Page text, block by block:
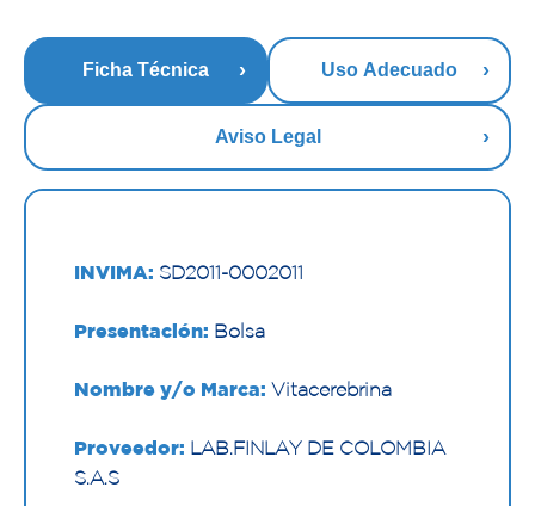
Ficha Técnica Uso Adecuado
Aviso Legal
INVIMA: SD2011-0002011
Presentación: Bolsa
Nombre y/o Marca: Vitacerebrina
Proveedor: LAB.FINLAY DE COLOMBIA
S.A.S